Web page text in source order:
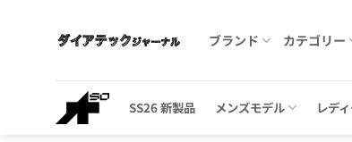
ブランド カテゴリー
SS26 新製品 メンズモデル レデ